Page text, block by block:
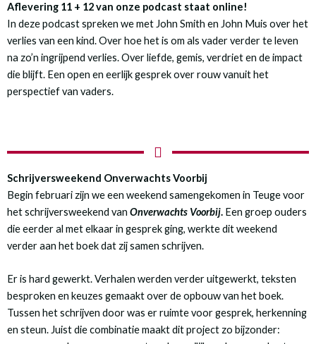
Aflevering 11 + 12 van onze podcast staat online!
In deze podcast spreken we met John Smith en John Muis over het
verlies van een kind. Over hoe het is om als vader verder te leven
na zo’n ingrijpend verlies. Over liefde, gemis, verdriet en de impact
die blijft. Een open en eerlijk gesprek over rouw vanuit het
perspectief van vaders.
Schrijversweekend Onverwachts Voorbij
Begin februari zijn we een weekend samengekomen in Teuge voor
het schrijversweekend van Onverwachts Voorbij. Een groep ouders
die eerder al met elkaar in gesprek ging, werkte dit weekend
verder aan het boek dat zij samen schrijven.
Er is hard gewerkt. Verhalen werden verder uitgewerkt, teksten
besproken en keuzes gemaakt over de opbouw van het boek.
Tussen het schrijven door was er ruimte voor gesprek, herkenning
en steun. Juist die combinatie maakt dit project zo bijzonder: